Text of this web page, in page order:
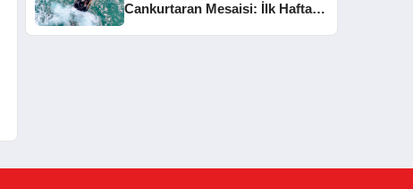
Cankurtaran Mesaisi: İlk Haftada